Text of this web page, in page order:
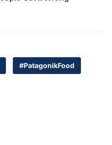
#PatagonikFood